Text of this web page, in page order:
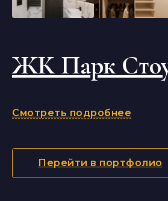
ЖК Парк
Смотреть подробнее
Перейти в портфолио